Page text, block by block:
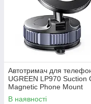
Автотримач для
UGREEN LP970 Suction
Magnetic Phone Mount
В наявності